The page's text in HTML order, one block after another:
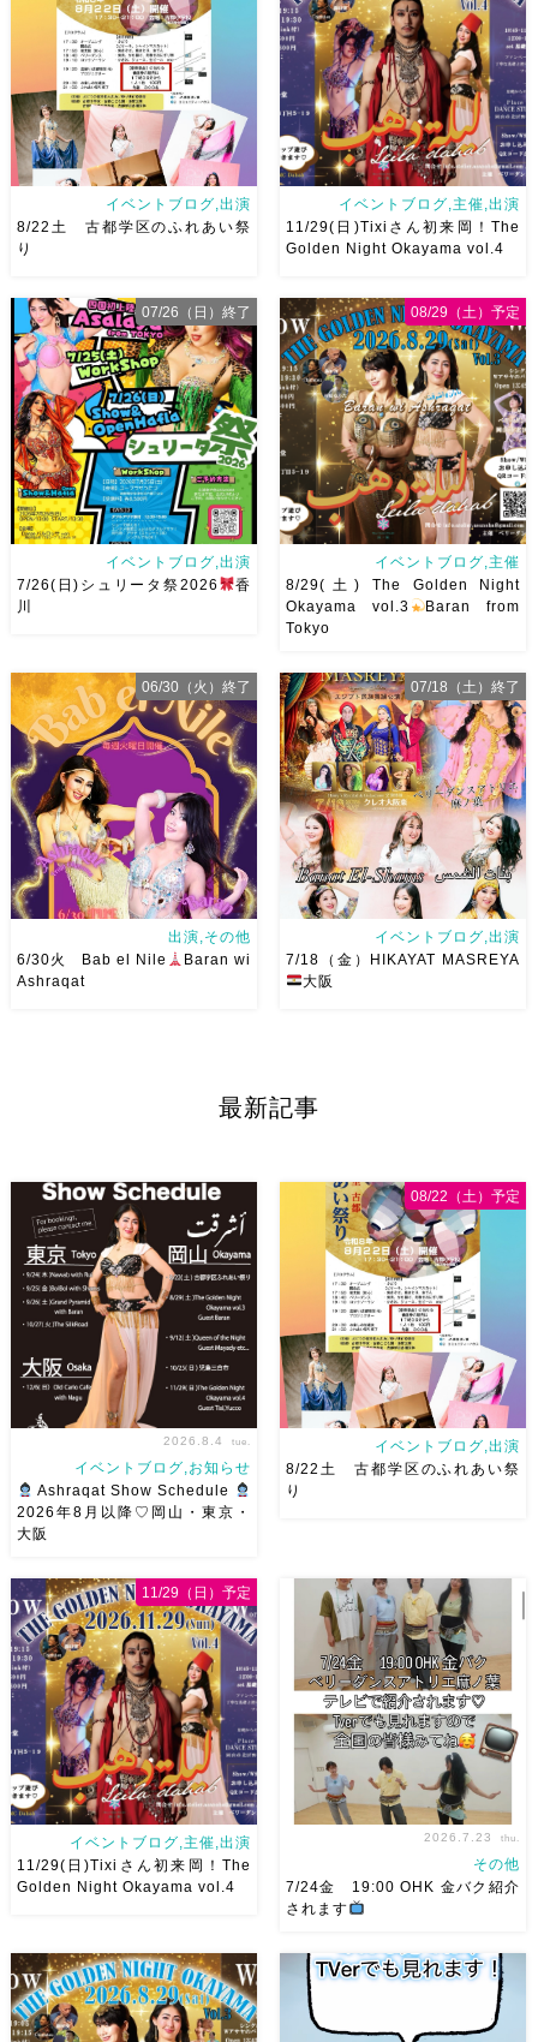
8/22土 古都学区のふれあい祭
りにて踊らせていただきます♡
太鼓も叩くよー！私たちは
18:40頃から出演です屋台も出
てとても楽しいお祭りになりそ
う
私たちも踊った後は祭り
を楽しみます
遊びにいら
[…]
イベントブログ,出演
8/22土 古都学区のふれあい祭
り
2026/11/29(日)Tixiさん初来
岡！The Golden Night
Okayama vol.4 本日8/1よりお
申し込みスタートです
【
Show 】 Guest DancerTixi
[…]
イベントブログ,主催,出演
11/29(日)Tixiさん初来岡！The
Golden Night Okayama vol.4
アサレイヤさんが香川に来るよ
ー！！Yuccoちゃん主催
そ
して、なんと！私も出演させて
いただけることとなりました！
麻ノ葉からもハフラ出演させて
いただきます
ゆっこちゃん
ありがとうー！ ショー＆ハフ
[…]
イベントブログ,出演
7/26(日)シュリータ祭2026
香
川
07/26（日）終了
8/29(土) The Golden Night
vol.3私が愛して尊敬してやま
ないBaranさんを岡山にお呼び
します
Baranさんの踊り
は安定したテクニックはもちろ
んですがとにかく見てて幸せ
[…]
イベントブログ,主催
8/29(土) The Golden Night
Okayama vol.3
Baran from
Tokyo
08/29（土）予定
Baran wi Ashraqat デュオショ
出演,その他
6/30火 Bab el Nile
Baran wi
Ashraqat
06/30（火）終了
https://www.4m-llc.com/ 4Mさ
イベントブログ,出演
7/18（金）HIKAYAT MASREYA
大阪
07/18（土）終了
最新記事
です♡皆様にお会いできますよ
うに
ご予約はメッセージく
ださい
お待ちしています
Ashraqat Show Schedule
岡山・8/22(土) […]
2026.8.4 tue.
イベントブログ,お知らせ
Ashraqat Show Schedule
2026年8月以降♡岡山・東京・
大阪
りにて踊らせていただきます♡
太鼓も叩くよー！私たちは
18:40頃から出演です屋台も出
てとても楽しいお祭りになりそ
う
私たちも踊った後は祭り
を楽しみます
遊びにいら
[…]
イベントブログ,出演
8/22土 古都学区のふれあい祭
り
08/22（土）予定
2026/11/29(日)Tixiさん初来
岡！The Golden Night
Okayama vol.4 本日8/1よりお
申し込みスタートです
【
イベントブログ,主催,出演
11/29(日)Tixiさん初来岡！The
Golden Night Okayama vol.4
11/29（日）予定
7/24金 19:00 OHK 金バクベ
リーダンスアトリエ麻ノ葉テレ
ビで紹介されます♡ Tverでも
見れますので全国の皆様みてね
2026.7.23 thu.
その他
7/24金 19:00 OHK 金バク紹介
されます